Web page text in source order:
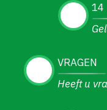
14
VRAGEN
Heeft u